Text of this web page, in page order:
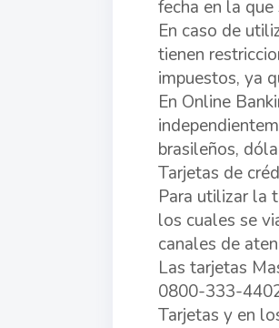
fecha en la
En caso de
tienen
impuestos, ya
En Online
brasileños,
Tarjetas de
Para utilizar la
los cuales se
canales de
Las tarjetas
0800-333-
Tarjetas y en